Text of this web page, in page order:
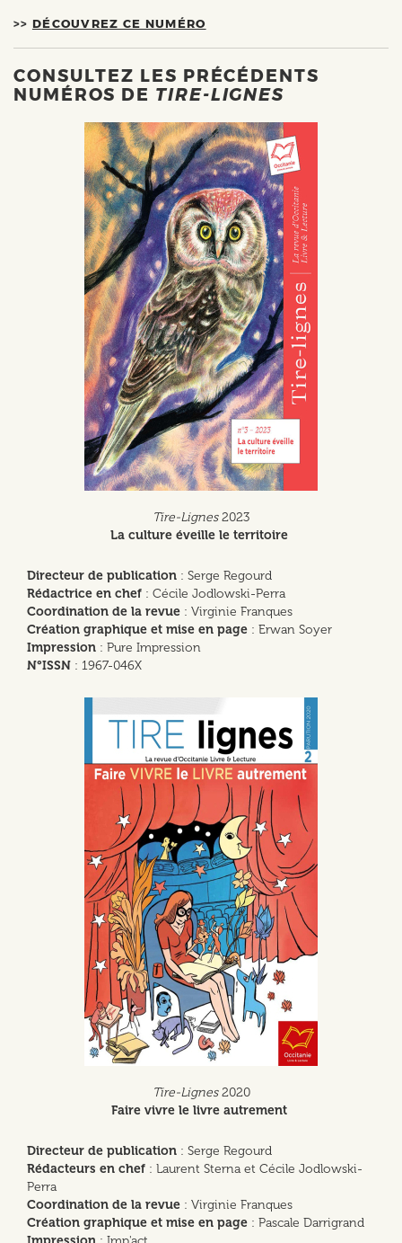
>> DÉCOUVREZ CE NUMÉRO
CONSULTEZ LES PRÉCÉDENTS
NUMÉROS DE TIRE-LIGNES
Tire-Lignes2023
La culture éveille le territoire
Directeur de publication : Serge Regourd
Rédactrice en chef : Cécile Jodlowski-Perra
Coordination de la revue : Virginie Franques
Création graphique et mise en page : Erwan Soyer
Impression : Pure Impression
N°ISSN : 1967-046X
Tire-Lignes2020
Faire vivre le livre autrement
Directeur de publication : Serge Regourd
Rédacteurs en chef : Laurent Sterna et Cécile Jodlowski-
Perra
Coordination de la revue : Virginie Franques
Création graphique et mise en page : Pascale Darrigrand